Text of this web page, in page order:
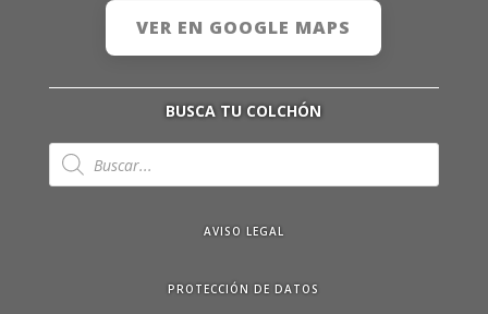
VER EN GOOGLE MAPS
BUSCA TU COLCHÓN
Búsqueda
de
productos
AVISO LEGAL
PROTECCIÓN DE DATOS